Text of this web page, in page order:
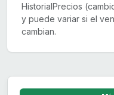
HistorialPrecios
y puede variar si el
cambian.